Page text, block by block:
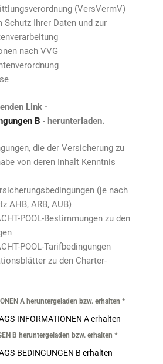
(VersVermV)
Ihrer Daten und zur
nach VVG
Link -
B - herunterladen.
die der Versicherung zu
von deren Inhalt Kenntnis
(je nach
AHB, ARB, AUB)
POOL-Bestimmungen zu den
POOL-Tarifbedingungen
zu den Charter-
A heruntergeladen bzw. erhalten *
INFORMATIONEN A erhalten
B heruntergeladen bzw. erhalten *
BEDINGUNGEN B erhalten